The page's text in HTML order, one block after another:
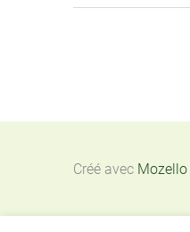
Créé avec Mozello